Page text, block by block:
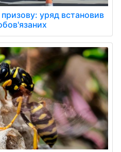
уряд встановив